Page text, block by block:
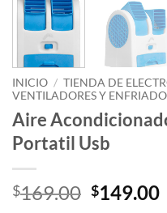
INICIO / TIENDA DE
VENTILADORES Y
Aire
Portatil Usb
$169.00 Original
$149.00